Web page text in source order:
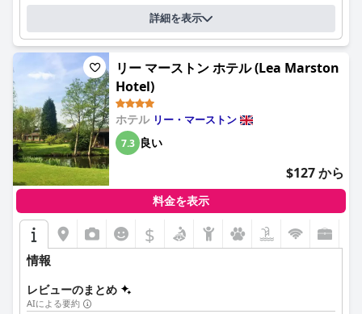
詳細を表示
リー マーストン ホテル (Lea Marston
Hotel)
ホテル リー・マーストン
7.3 良い
$127 から
料金を表示
$
情報
レビューのまとめ
AIによる要約